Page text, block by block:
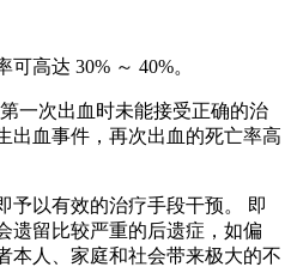
高达 30% ～ 40%。
一次出血时未能接受正确的治
出血事件，再次出血的死亡率高
予以有效的治疗手段干预。 即
遗留比较严重的后遗症，如偏
本人、家庭和社会带来极大的不